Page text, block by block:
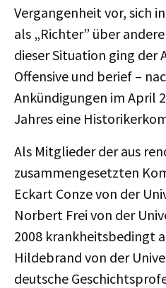
Vergangenheit vor, sich
als „Richter” über
dieser Situation ging der
Offensive und berief –
Ankündigungen im April
Jahres eine
Als Mitglieder der aus
zusammengesetzten
Eckart Conze von der
Norbert Frei von der
2008 krankheitsbedingt
Hildebrand von der
deutsche